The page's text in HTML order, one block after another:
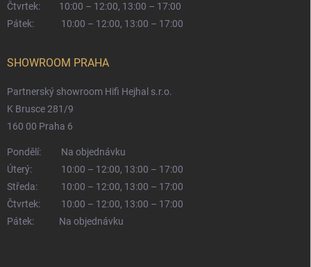
Čtvrtek:
10:00 – 12:00, 13:00 – 17:00
Pátek:
10:00 – 12:00, 13:00 – 17:00
SHOWROOM PRAHA
Partnerský showroom Hifi Hejhal s.r.o.
K Brusce 281/9
160 00 Praha 6
Pondělí:
Na objednávku
Úterý:
10:00 – 12:00, 13:00 – 17:00
Středa:
10:00 – 12:00, 13:00 – 17:00
Čtvrtek:
10:00 – 12:00, 13:00 – 17:00
Pátek:
Na objednávku